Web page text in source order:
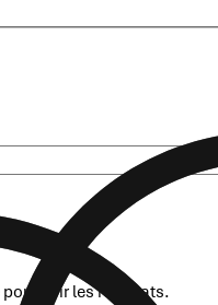
pour voir les résultats.